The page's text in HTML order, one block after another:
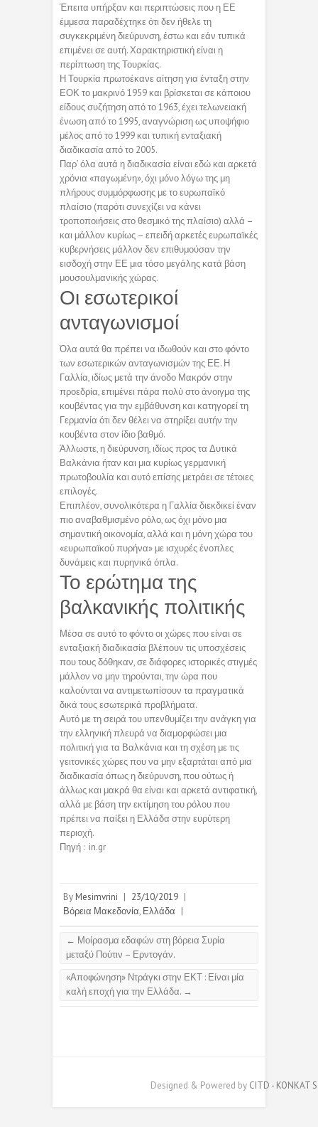
Έπειτα υπήρξαν και περιπτώσεις που η ΕΕ
έμμεσα παραδέχτηκε ότι δεν ήθελε τη
συγκεκριμένη διεύρυνση, έστω και εάν τυπικά
επιμένει σε αυτή. Χαρακτηριστική είναι η
περίπτωση της Τουρκίας.
Η Τουρκία πρωτοέκανε αίτηση για ένταξη στην
ΕΟΚ το μακρινό 1959 και βρίσκεται σε κάποιου
είδους συζήτηση από το 1963, έχει τελωνειακή
ένωση από το 1995, αναγνώριση ως υποψήφιο
μέλος από το 1999 και τυπική ενταξιακή
διαδικασία από το 2005.
Παρ’ όλα αυτά η διαδικασία είναι εδώ και αρκετά
χρόνια «παγωμένη», όχι μόνο λόγω της μη
πλήρους συμμόρφωσης με το ευρωπαϊκό
πλαίσιο (παρότι συνεχίζει να κάνει
τροποποιήσεις στο θεσμικό της πλαίσιο) αλλά –
και μάλλον κυρίως – επειδή αρκετές ευρωπαϊκές
κυβερνήσεις μάλλον δεν επιθυμούσαν την
εισδοχή στην ΕΕ μια τόσο μεγάλης κατά βάση
μουσουλμανικής χώρας.
Οι εσωτερικοί
ανταγωνισμοί
Όλα αυτά θα πρέπει να ιδωθούν και στο φόντο
των εσωτερικών ανταγωνισμών της ΕΕ. Η
Γαλλία, ιδίως μετά την άνοδο Μακρόν στην
προεδρία, επιμένει πάρα πολύ στο άνοιγμα της
κουβέντας για την εμβάθυνση και κατηγορεί τη
Γερμανία ότι δεν θέλει να στηρίξει αυτήν την
κουβέντα στον ίδιο βαθμό.
Άλλωστε, η διεύρυνση, ιδίως προς τα Δυτικά
Βαλκάνια ήταν και μια κυρίως γερμανική
πρωτοβουλία και αυτό επίσης μετράει σε τέτοιες
επιλογές.
Επιπλέον, συνολικότερα η Γαλλία διεκδικεί έναν
πιο αναβαθμισμένο ρόλο, ως όχι μόνο μια
σημαντική οικονομία, αλλά και η μόνη χώρα του
«ευρωπαϊκού πυρήνα» με ισχυρές ένοπλες
δυνάμεις και πυρηνικά όπλα.
Το ερώτημα της
βαλκανικής πολιτικής
Μέσα σε αυτό το φόντο οι χώρες που είναι σε
ενταξιακή διαδικασία βλέπουν τις υποσχέσεις
που τους δόθηκαν, σε διάφορες ιστορικές στιγμές
μάλλον να μην τηρούνται, την ώρα που
καλούνται να αντιμετωπίσουν τα πραγματικά
δικά τους εσωτερικά προβλήματα.
Αυτό με τη σειρά του υπενθυμίζει την ανάγκη για
την ελληνική πλευρά να διαμορφώσει μια
πολιτική για τα Βαλκάνια και τη σχέση με τις
γειτονικές χώρες που να μην εξαρτάται από μια
διαδικασία όπως η διεύρυνση, που ούτως ή
άλλως και μακρά θα είναι και αρκετά αντιφατική,
αλλά με βάση την εκτίμηση του ρόλου που
πρέπει να παίξει η Ελλάδα στην ευρύτερη
περιοχή.
Πηγή : in.gr
By Mesimvrini | 23/10/2019 |
Βόρεια Μακεδονία, Ελλάδα |
← Μοίρασμα εδαφών στη βόρεια Συρία
μεταξύ Πούτιν – Ερντογάν.
«Αποφώνηση» Ντράγκι στην ΕΚΤ : Είναι μία
καλή εποχή για την Ελλάδα. →
Designed & Powered by CITD - KONKAT